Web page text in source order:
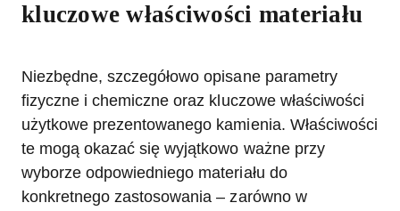
kluczowe właściwości materiału
Niezbędne, szczegółowo opisane parametry
fizyczne i chemiczne oraz kluczowe właściwości
użytkowe prezentowanego kamienia. Właściwości
te mogą okazać się wyjątkowo ważne przy
wyborze odpowiedniego materiału do
konkretnego zastosowania – zarówno w